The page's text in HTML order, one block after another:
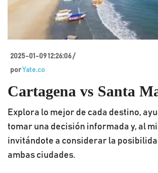
2025-01-09 12:26:06 /
porYate.co
Cartagena vs Santa
Explora lo mejor de cada destino,
tomar una decisión informada y, al
invitándote a considerar la
ambas ciudades.